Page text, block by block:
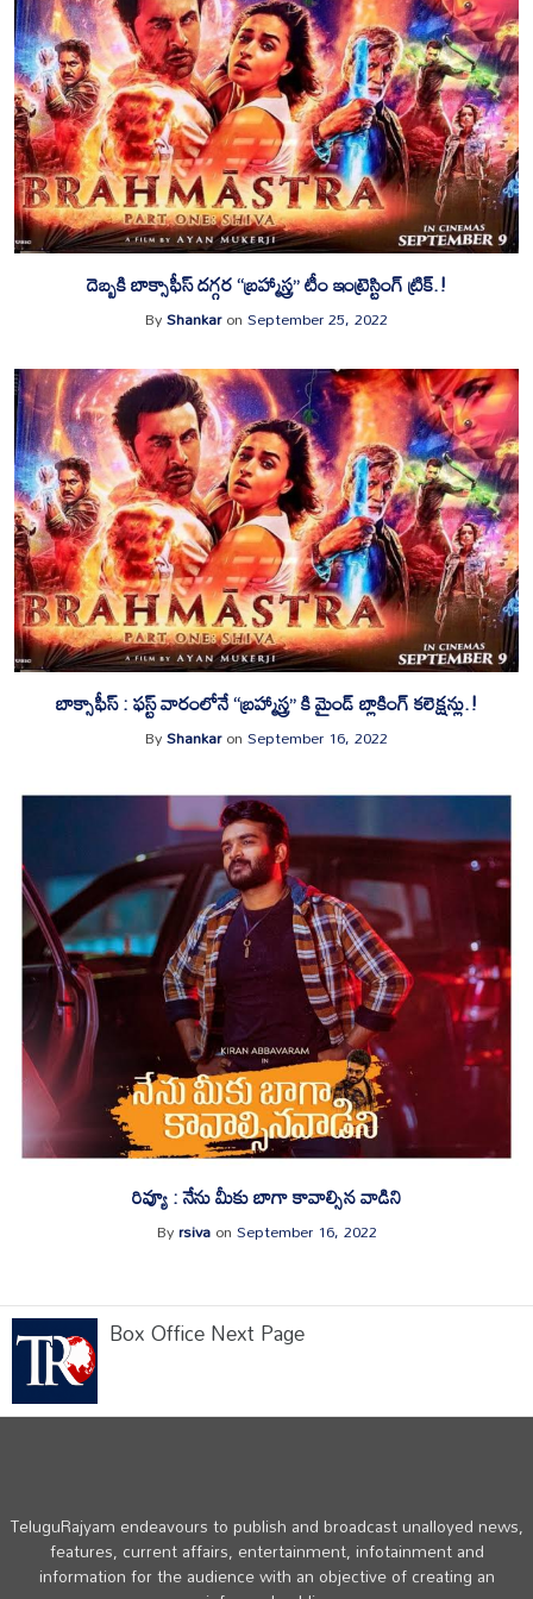
దెబ్బకి బాక్సాఫీస్ దగ్గర “బ్రహ్మాస్త్ర” టీం ఇంట్రెస్టింగ్ ట్రిక్.!
ByShankaronSeptember 25, 2022
బాక్సాఫీస్ : ఫస్ట్ వారంలోనే “బ్రహ్మాస్త్ర” కి మైండ్ బ్లాకింగ్ కలెక్షన్లు.!
ByShankaronSeptember 16, 2022
రివ్యూ : నేను మీకు బాగా కావాల్సిన వాడిని
ByrsivaonSeptember 16, 2022
Box Office Next Page
TeluguRajyam endeavours to publish and broadcast unalloyed news,
features, current affairs, entertainment, infotainment and
information for the audience with an objective of creating an